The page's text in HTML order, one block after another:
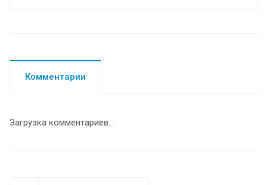
Комментарии
Загрузка комментариев...